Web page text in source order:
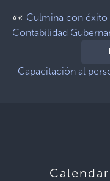
«« Culmina con éxito
Contabilidad
Capacitación al